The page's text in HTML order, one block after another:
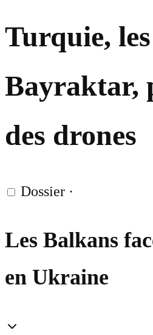
Turquie,
Bayraktar,
des drones
Dossier ·
Les Balkans
en Ukraine